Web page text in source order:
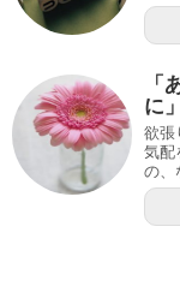
「
に
欲張
気配
の、